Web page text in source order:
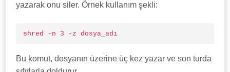
yazarak onu siler. Örnek kullanım şekli:
shred -n 3 -z dosya_adı
Bu komut, dosyanın üzerine üç kez yazar ve son turda